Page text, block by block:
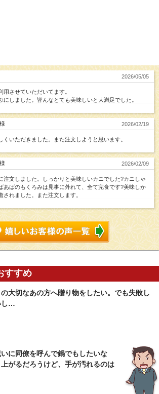
2026/05/05
用させていただいてます。
しました。皆んなとても美味しいと大満足でした。
2026/02/19
くいただきました。また注文しようと思います。
2026/02/09
注文しました。しっかりと美味しいカニでした?カニしゃ
あばのもくろみは見事に外れて、全て完食です?美味しか
されました。また注文します。
すすめ
大切なあの方へ贈り物をしたい。でも失敗し
し…
に同僚を呼んで鍋でもしたいな
がるだろうけど、手が汚れるのは